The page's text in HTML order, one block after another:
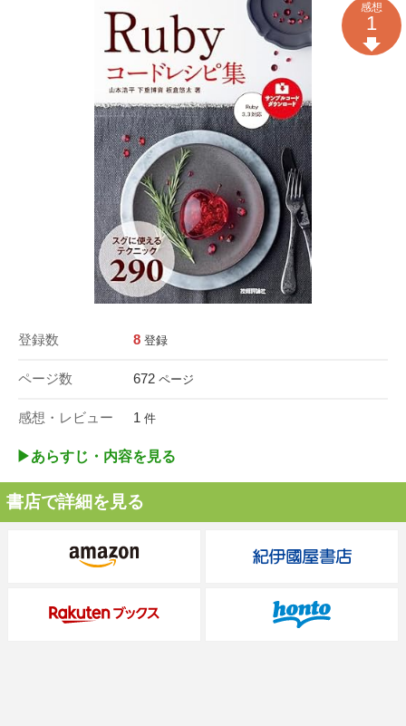
登録数 8 登録
ページ数 672 ページ
感想・レビュー 1 件
感想
1
▶︎あらすじ・内容を見る
書店で詳細を見る